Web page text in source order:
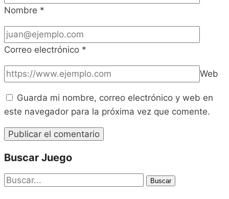
Nombre *
Correo electrónico *
Web
Guarda mi nombre, correo electrónico y web en
este navegador para la próxima vez que comente.
Buscar Juego
Buscar